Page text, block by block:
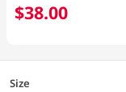
$38.00
Size